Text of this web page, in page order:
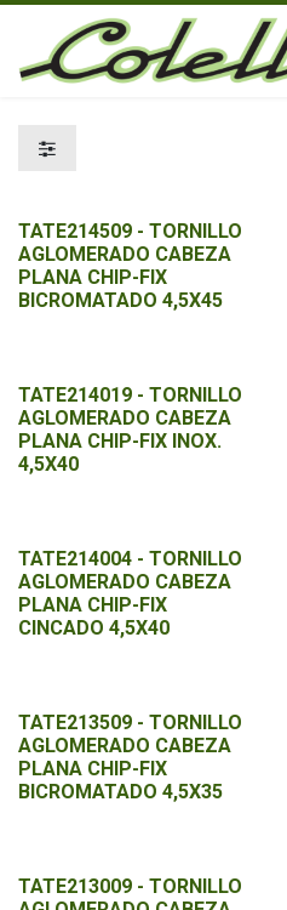
Ir al contenido
TATE214509 - TORNILLO
AGLOMERADO CABEZA
PLANA CHIP-FIX
BICROMATADO 4,5X45
TATE214019 - TORNILLO
AGLOMERADO CABEZA
PLANA CHIP-FIX INOX.
4,5X40
TATE214004 - TORNILLO
AGLOMERADO CABEZA
PLANA CHIP-FIX
CINCADO 4,5X40
TATE213509 - TORNILLO
AGLOMERADO CABEZA
PLANA CHIP-FIX
BICROMATADO 4,5X35
TATE213009 - TORNILLO